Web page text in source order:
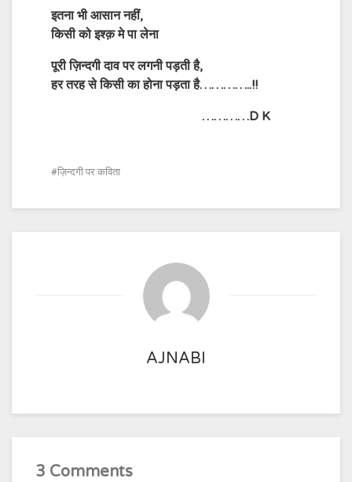
इतना भी आसान नहीं,
किसी को इश्क़ मे पा लेना
पूरी ज़िन्दगी दाव पर लगनी पड़ती है,
हर तरह से किसी का होना पड़ता है…………..!!
…………D K
ज़िन्दगी पर कविता
AJNABI
3 Comments